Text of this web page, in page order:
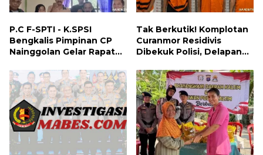
P.C F-SPTI - K.SPSI
Bengkalis Pimpinan CP
Nainggolan Gelar Rapat
dan Ranting Khusus
Tak Berkutik! Komplotan
Curanmor Residivis
Dibekuk Polisi, Delapan
Candipuro Terungkap